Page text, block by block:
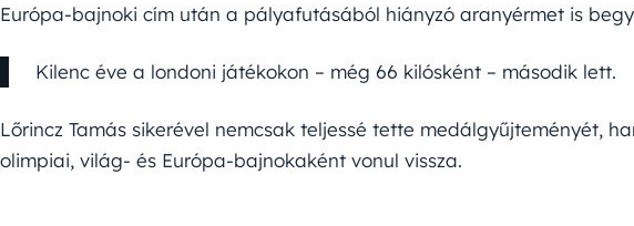
Európa-bajnoki cím után a pályafutásából hiányzó aranyérmet is
Kilenc éve a londoni játékokon – még 66 kilósként – második lett.
Lőrincz Tamás sikerével nemcsak teljessé tette medálgyűjteményét,
olimpiai, világ- és Európa-bajnokaként vonul vissza.